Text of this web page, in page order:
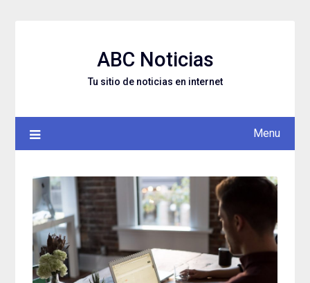
ABC Noticias
Tu sitio de noticias en internet
Menu